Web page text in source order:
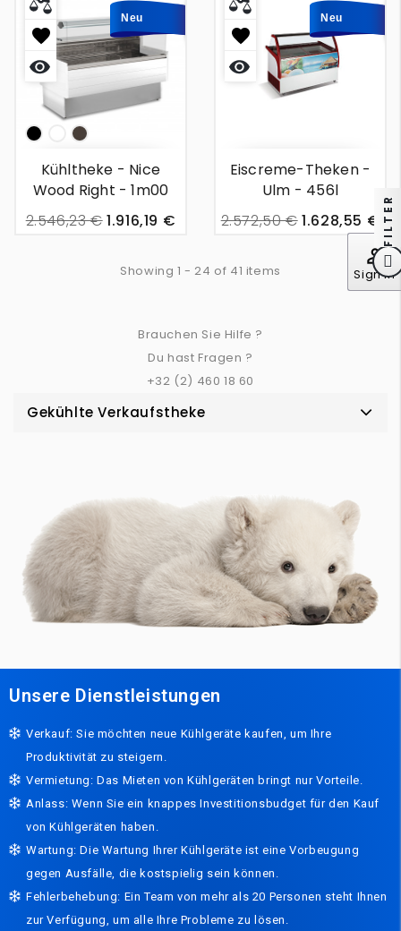
perm_identity
Sign In
Neu
Np WhiteBraun
Kühltheke - Nice
Wood Right - 1m00
2.546,23 € 1.916,19 €
Neu
Eiscreme-Theken -
Ulm - 456l
2.572,50 € 1.628,55 €
Showing 1 - 24 of 41 items
Brauchen Sie Hilfe ?
Du hast Fragen ?
+32 (2) 460 18 60
Gekühlte Verkaufstheke
Unsere Dienstleistungen
Verkauf: Sie möchten neue Kühlgeräte kaufen, um Ihre
Produktivität zu steigern.
Vermietung: Das Mieten von Kühlgeräten bringt nur Vorteile.
Anlass: Wenn Sie ein knappes Investitionsbudget für den Kauf
von Kühlgeräten haben.
Wartung: Die Wartung Ihrer Kühlgeräte ist eine Vorbeugung
gegen Ausfälle, die kostspielig sein können.
Fehlerbehebung: Ein Team von mehr als 20 Personen steht Ihnen
zur Verfügung, um alle Ihre Probleme zu lösen.
FILTER